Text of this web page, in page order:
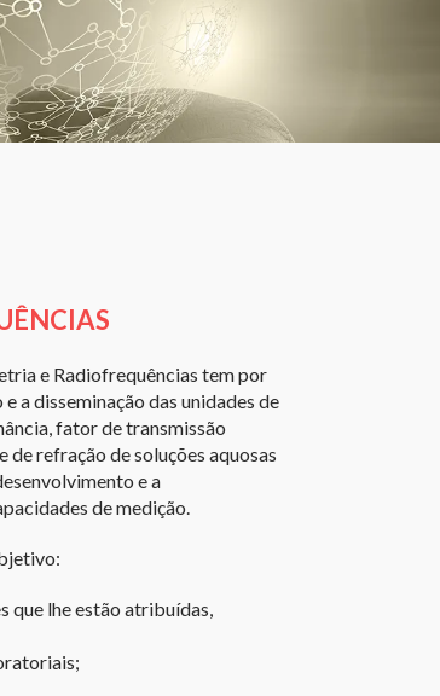
e Radiofrequências tem por
a disseminação das unidades de
fator de transmissão
refração de soluções aquosas
e a
de medição.
que lhe estão atribuídas,